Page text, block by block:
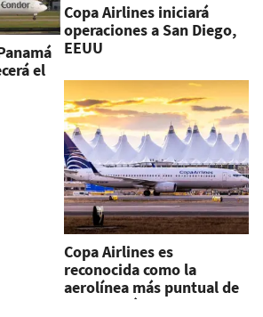
el
Copa Airlines iniciará
operaciones a San Diego,
EEUU
Copa Airlines es
reconocida como la
aerolínea más puntual de
Latinoamérica